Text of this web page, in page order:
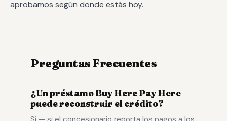
aprobamos según donde estás hoy.
Preguntas Frecuentes
¿Un préstamo Buy Here Pay Here
puede reconstruir el crédito?